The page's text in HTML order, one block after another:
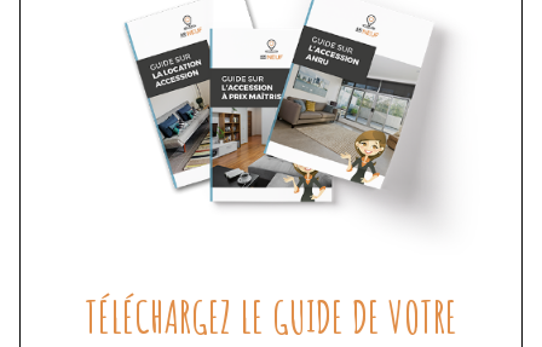
TÉLÉCHARGEZ LE GUIDE DE VOTRE